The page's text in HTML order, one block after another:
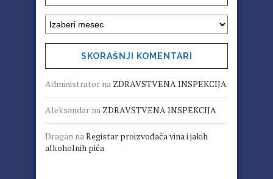
SKORAŠNJI KOMENTARI
Administrator na ZDRAVSTVENA INSPEKCIJA
Aleksandar na ZDRAVSTVENA INSPEKCIJA
Dragan na Registar proizvođača vina i jakih
alkoholnih pića